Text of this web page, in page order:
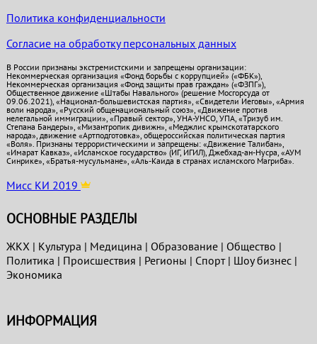
Политика конфиденциальности
Согласие на обработку персональных данных
В России признаны экстремистскими и запрещены организации:
Некоммерческая организация «Фонд борьбы с коррупцией» («ФБК»),
Некоммерческая организация «Фонд защиты прав граждан» («ФЗПГ»),
Общественное движение «Штабы Навального» (решение Мосгорсуда от
09.06.2021), «Национал-большевистская партия», «Свидетели Иеговы», «Армия
воли народа», «Русский общенациональный союз», «Движение против
нелегальной иммиграции», «Правый сектор», УНА-УНСО, УПА, «Тризуб им.
Степана Бандеры», «Мизантропик дивижн», «Меджлис крымскотатарского
народа», движение «Артподготовка», общероссийская политическая партия
«Воля». Признаны террористическими и запрещены: «Движение Талибан»,
«Имарат Кавказ», «Исламское государство» (ИГ, ИГИЛ), Джебхад-ан-Нусра, «АУМ
Синрике», «Братья-мусульмане», «Аль-Каида в странах исламского Магриба».
Мисс КИ 2019
ОСНОВНЫЕ РАЗДЕЛЫ
ЖКХ | Культура | Медицина | Образование| Общество |
Политика | Проиcшествия | Регионы | Спорт| Шоу бизнес|
Экономика
ИНФОРМАЦИЯ